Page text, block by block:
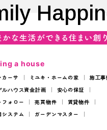
a house
カーサ ミユキ・ホームの家
施工事
ルハウス資金計画
安心の保証
フォロー
売買物件
賃貸物件
システム
ガーデンマスター